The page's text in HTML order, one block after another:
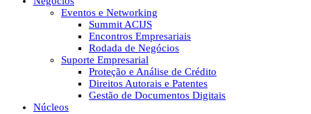
Eventos e Networking
Summit ACIJS
Encontros Empresariais
Rodada de Negócios
Suporte Empresarial
Proteção e Análise de Crédito
Direitos Autorais e Patentes
Gestão de Documentos Digitais
Núcleos